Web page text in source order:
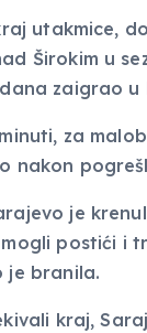
utakmice,
Širokim u
zaigrao
za
nakon
je
postići i
je branila.
kraj,